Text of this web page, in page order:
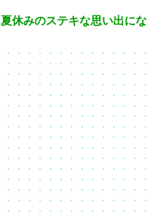
夏休みのステキな思い出